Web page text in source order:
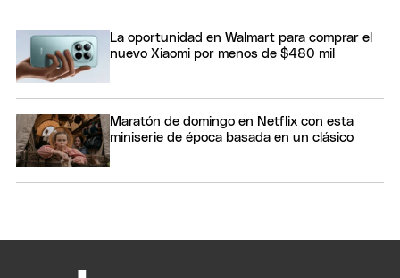
La oportunidad en Walmart para comprar el
nuevo Xiaomi por menos de $480 mil
Maratón de domingo en Netflix con esta
miniserie de época basada en un clásico